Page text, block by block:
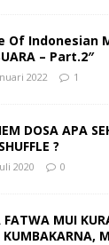
Of Indonesian
– Part.2″
2022 1
DOSA APA
?
2020 0
FATWA MUI
KUMBAKARNA,